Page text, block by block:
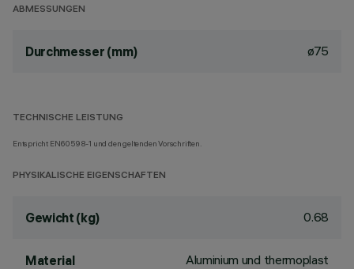
ABMESSUNGEN
Durchmesser (mm) ø75
TECHNISCHE LEISTUNG
Entspricht EN60598-1 und den geltenden Vorschriften.
PHYSIKALISCHE EIGENSCHAFTEN
Gewicht (kg) 0.68
Material Aluminium und thermoplast